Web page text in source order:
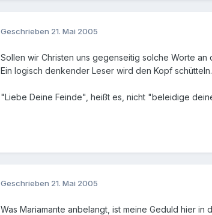
Geschrieben 21. Mai 2005
Sollen wir Christen uns gegenseitig solche Worte an
Ein logisch denkender Leser wird den Kopf schütteln.
"Liebe Deine Feinde", heißt es, nicht "beleidige
Geschrieben 21. Mai 2005
Was Mariamante anbelangt, ist meine Geduld hier in